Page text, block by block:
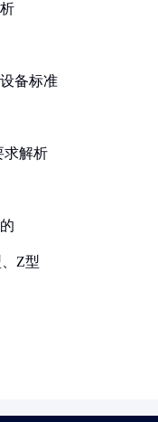
备标准
求解析
Z型